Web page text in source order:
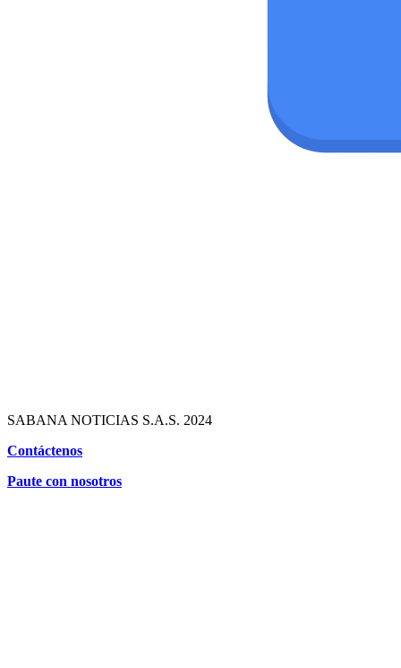
SABANA NOTICIAS S.A.S. 2024
Contáctenos
Paute con nosotros